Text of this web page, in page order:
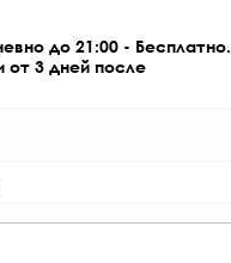
до 21:00 - Бесплатно.
от 3 дней после